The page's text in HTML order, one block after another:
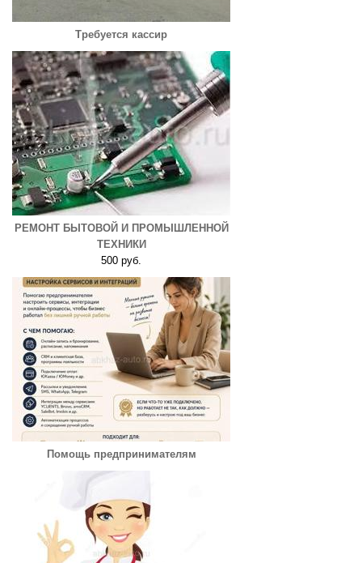
Требуется кассир
РЕМОНТ БЫТОВОЙ И ПРОМЫШЛЕННОЙ
ТЕХНИКИ
500 руб.
Помощь предпринимателям